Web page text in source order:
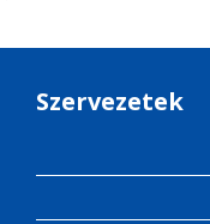
Szervezetek